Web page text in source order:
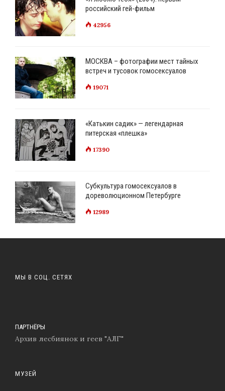
российский гей-фильм
42956
МОСКВА – фотографии мест тайных
встреч и тусовок гомосексуалов
19071
«Катькин садик» — легендарная
питерская «плешка»
17390
Субкультура гомосексуалов в
дореволюционном Петербурге
12989
МЫ В СОЦ. СЕТЯХ
ПАРТНЁРЫ
Архив лесбиянок и геев "АЛГ"
МУЗЕЙ